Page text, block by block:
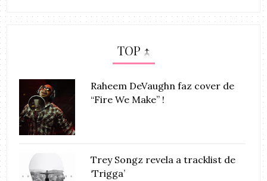
TOP ↑
Raheem DeVaughn faz cover de
“Fire We Make” !
Trey Songz revela a tracklist de
‘Trigga’